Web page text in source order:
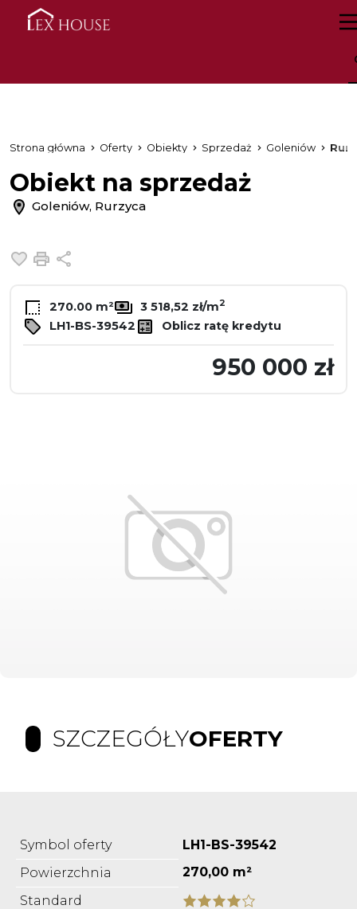
Strona główna Oferty Obiekty Sprzedaż Goleniów
Obiekt na sprzedaż
Goleniów, Rurzyca
Dodaj do ulubionych
Drukuj
270.00 m² 3 518,52 zł/m2
LH1-BS-39542 Oblicz ratę kredytu
950 000 zł
SZCZEGÓŁYOFERTY
Symbol oferty
LH1-BS-39542
Powierzchnia
270,00 m²
Standard